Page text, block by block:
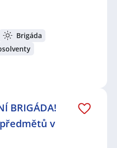
Brigáda
BRIGÁDA!
v